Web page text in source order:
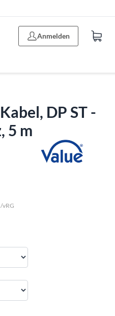
Anmelden
DP ST -
5 m
vRG